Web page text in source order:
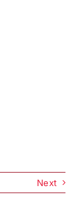
Next